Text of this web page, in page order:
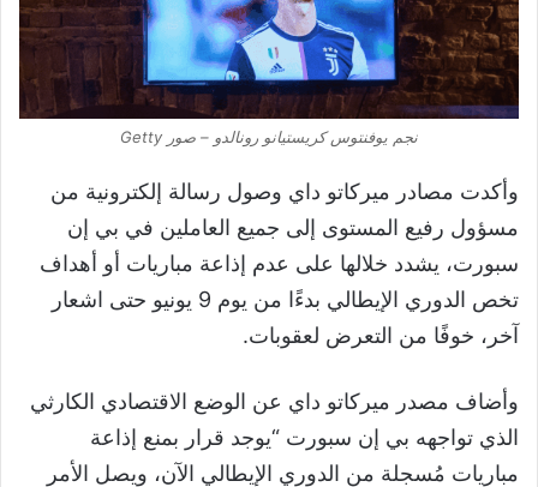
نجم يوفنتوس كريستيانو رونالدو – صور Getty
وأكدت مصادر ميركاتو داي وصول رسالة إلكترونية من
مسؤول رفيع المستوى إلى جميع العاملين في بي إن
سبورت، يشدد خلالها على عدم إذاعة مباريات أو أهداف
تخص الدوري الإيطالي بدءًا من يوم 9 يونيو حتى اشعار
آخر، خوفًا من التعرض لعقوبات.
وأضاف مصدر ميركاتو داي عن الوضع الاقتصادي الكارثي
الذي تواجهه بي إن سبورت “يوجد قرار بمنع إذاعة
مباريات مُسجلة من الدوري الإيطالي الآن، ويصل الأمر